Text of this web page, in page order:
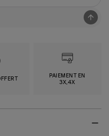
PAIEMENT EN
3X,4X